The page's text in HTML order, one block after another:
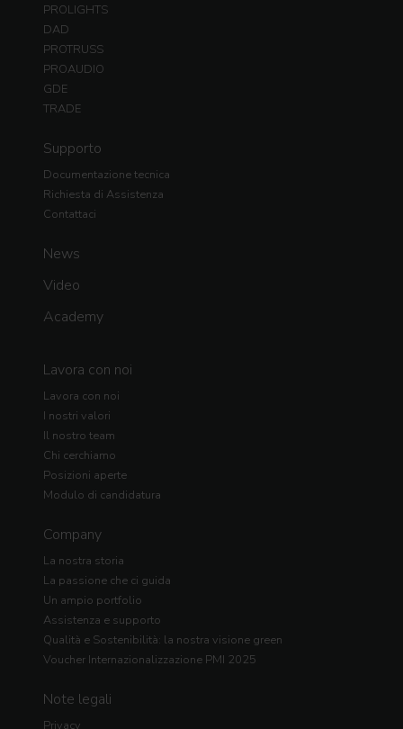
PROLIGHTS
DAD
PROTRUSS
PROAUDIO
GDE
TRADE
Supporto
Documentazione tecnica
Richiesta di Assistenza
Contattaci
News
Video
Academy
Lavora con noi
Lavora con noi
I nostri valori
Il nostro team
Chi cerchiamo
Posizioni aperte
Modulo di candidatura
Company
La nostra storia
La passione che ci guida
Un ampio portfolio
Assistenza e supporto
Qualità e Sostenibilità: la nostra visione green
Voucher Internazionalizzazione PMI 2025
Note legali
Privacy